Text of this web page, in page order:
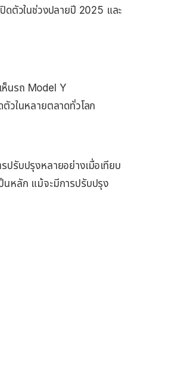
ดตัวในช่วงปลายปี 2025 และ
ห็นรถ Model Y
วในหลายตลาดทั่วโลก
รับปรุงหลายอย่างเมื่อเทียบ
นหลัก แม้จะมีการปรับปรุง